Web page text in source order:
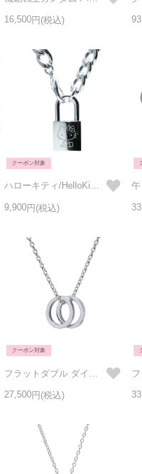
16,500
クーポン対象
ハローキティ/HelloKitty 南京錠ネックレス シルバー
9,900
クーポン対象
27,500